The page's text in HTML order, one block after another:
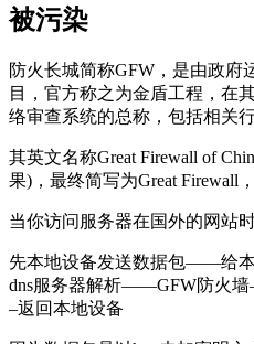
被污染
防火长城简称GFW，是由政府
目，官方称之为金盾工程，在
络审查系统的总称，包括相关
其英文名称Great Firewall of
果)，最终简写为Great Firewall
当你访问服务器在国外的网站
先本地设备发送数据包——
dns服务器解析——GFW防火
–返回本地设备